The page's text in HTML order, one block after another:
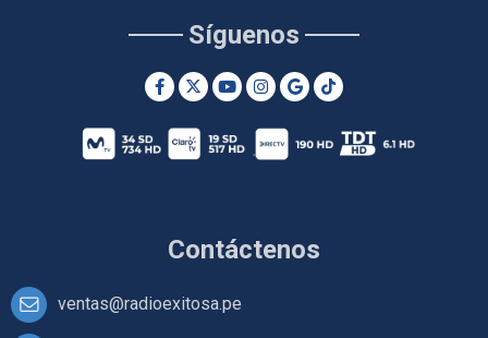
Contáctenos
ventas@radioexitosa.pe
Síguenos